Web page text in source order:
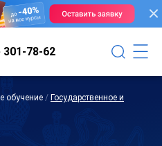
301-78-62
обучение / Государственное и